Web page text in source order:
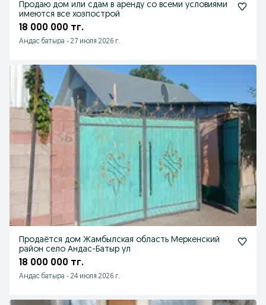
Продаю дом или сдам в аренду со всеми условиями
имеются все хозпострой
18 000 000 тг.
Андас батыра - 27 июля 2026 г.
Продаётся дом Жамбылская область Меркенский
район село Андас-Батыр ул
18 000 000 тг.
Андас батыра - 24 июля 2026 г.